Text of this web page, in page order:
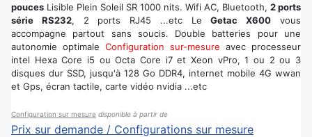
pouces Lisible Plein Soleil SR 1000 nits. Wifi AC, Bluetooth, 2 ports
série RS232, 2 ports RJ45 ...etc LeGetac X600 vous
accompagne partout sans soucis. Double batteries pour une
autonomie optimale Configuration sur-mesure avec processeur
intel Hexa Core i5 ou Octa Core i7 et Xeon vPro, 1 ou 2 ou 3
disques dur SSD, jusqu'à 128 Go DDR4, internet mobile 4G wwan
et Gps, écran tactile, carte vidéo nvidia ...etc
Configuration sur mesure disponible à partir de
Prix sur demande / Configurations sur mesure